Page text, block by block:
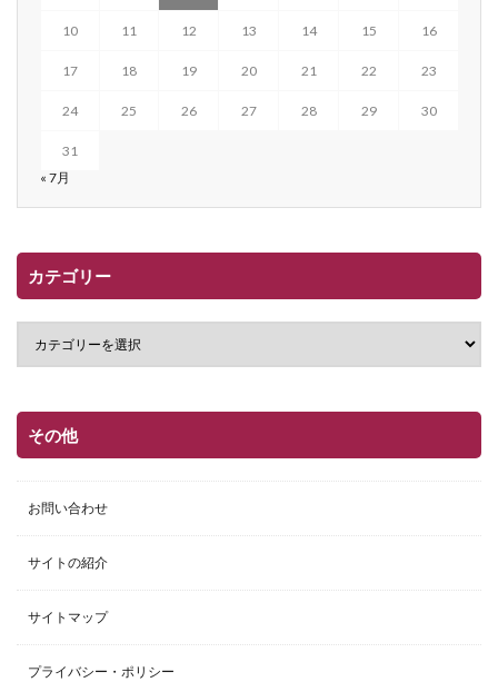
10 11 12 13 14 15 16
17 18 19 20 21 22 23
24 25 26 27 28 29 30
31
« 7月
カテゴリー
その他
お問い合わせ
サイトの紹介
サイトマップ
プライバシー・ポリシー